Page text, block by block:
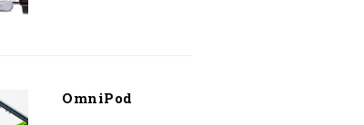
OmniPod